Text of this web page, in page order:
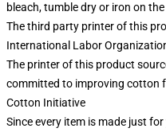
bleach, tumble dry or iron on
The third party printer of this
International Labor
The printer of this product
committed to improving cotton
Cotton Initiative
Since every item is made just